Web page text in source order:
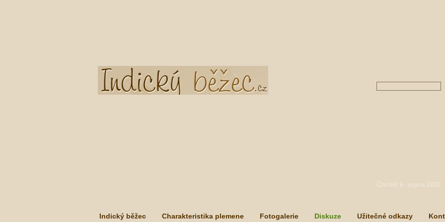
Indický běžec Charakteristika plemene Fotogalerie Diskuze Užitečné odkazy